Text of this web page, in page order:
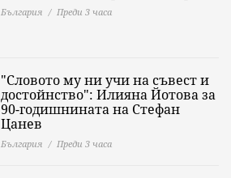
България Преди 3 часа
"Словото му ни учи на съвест и
достойнство": Илияна Йотова за
90-годишнината на Стефан
Цанев
България Преди 3 часа